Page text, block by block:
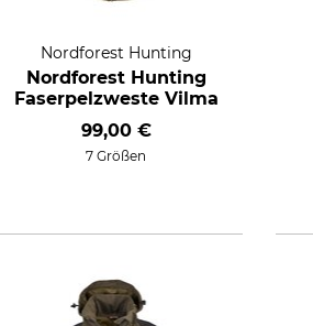
Nordforest Hunting
Nordforest Hunting
Faserpelzweste Vilma
99,00 €
7 Größen